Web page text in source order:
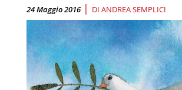
24 Maggio 2016 | DI ANDREA SEMPLICI